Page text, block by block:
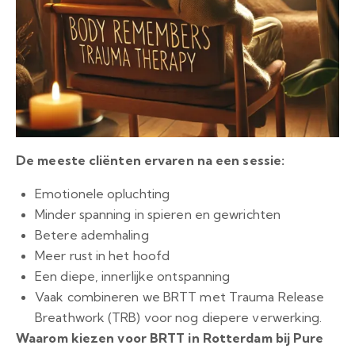
De meeste cliënten ervaren na een sessie:
Emotionele opluchting
Minder spanning in spieren en gewrichten
Betere ademhaling
Meer rust in het hoofd
Een diepe, innerlijke ontspanning
Vaak combineren we BRTT met Trauma Release
Breathwork (TRB) voor nog diepere verwerking.
Waarom kiezen voor BRTT in Rotterdam bij Pure